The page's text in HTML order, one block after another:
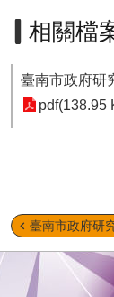
相關檔
臺南市政府研
pdf(138.95
臺南市政府研